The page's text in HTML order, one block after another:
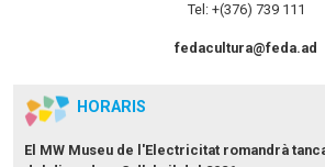
Tel: +(376) 739 111
fedacultura@feda.ad
HORARIS
El MW Museu de l'Electricitat romandrà